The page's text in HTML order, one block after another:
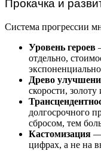
Прокачка и
Система прогрессии
Уровень героев
отдельно,
Древо
скорости,
долгосрочного
сбросом, тем
Кастомизация —
цифрах, а не на